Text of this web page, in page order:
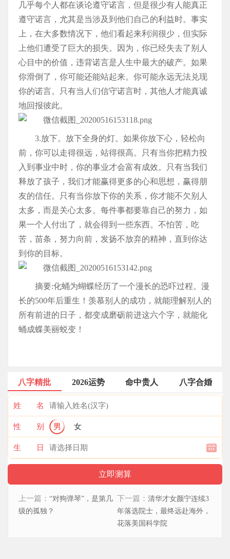
几乎每个人都在谈论遵守诺言，但是很少有人能真正
遵守诺言，尤其是当涉及到他们自己的利益时。事实
上，在大多数情况下，他们看起来利润很少，但实际
上他们遭受了巨大的损失。因为，你已经失去了别人
心目中的价值，违背诺言是人生中最大的破产。如果
你滑倒了，你可能还能站起来。你可能永远无法兑现
你的诺言。只有当人们信守诺言时，其他人才能真诚
地回报彼此。
3.放下。放下全身的灯。如果你放下心，轻松向
前，你可以走得很远，站得很高。只有当你把精力投
入到事业中时，你的事业才会富有成效。只有当我们
释放了孩子，我们才能赢得更多的心和思想，赢得朋
友的信任。只有当你放下你的关系，你才能不欠别人
太多，而是关心太多。每件事都要靠自己的努力，如
果一个人付出了，就会得到一些东西。不怕苦，吃
苦，苗条，努力向前，发扬不放弃的精神，直到你达
到你的目标。
摘要:化蛹为蝴蝶经历了一个漫长的恐吓过程。漫
长的500年后重生！羡慕别人的成功，就能理解别人的
所有前进的日子，都变成磨砺前进这六个字，就能化
蛹成蝶美丽蜕变！
八字精批 2026运势 命中贵人 八字合婚
姓 名
性 别 男 女
生 日
上一篇： “对狗弹琴”，是第几
级的孤独？
下一篇： 清华才女颜宁连续3
年落选院士，最终远赴海外，
花落美国科学院